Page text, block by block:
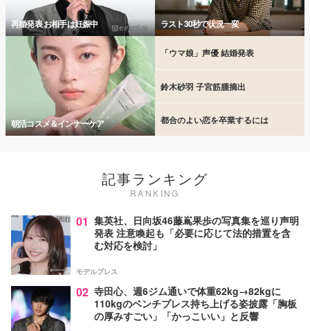
再婚発表 お相手は妊娠中 ラスト30秒で状況一変
朝活コスメ＆インナーケア
「ウマ娘」声優 結婚発表
鈴木砂羽 子宮筋腫摘出
都合のよい恋を卒業するには
記事ランキング
RANKING
01 集英社、日向坂46藤嶌果歩の写真集を巡り声明
発表 注意喚起も「必要に応じて法的措置を含
む対応を検討」
モデルプレス
02 寺田心、週6ジム通いで体重62kg→82kgに
110kgのベンチプレス持ち上げる姿披露「胸板
の厚みすごい」「かっこいい」と反響